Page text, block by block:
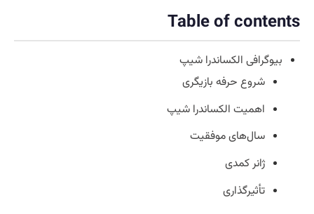
Table of contents
بیوگرافی الکساندرا شیپ
شروع حرفه بازیگری
اهمیت الکساندرا شیپ
سال‌های موفقیت
ژانر کمدی
تأثیرگذاری